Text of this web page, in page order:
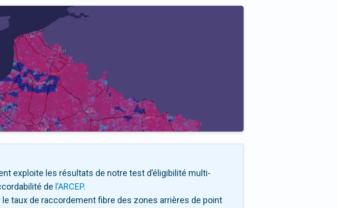
exploite les résultats de notre test d’éligibilité multi-
de l’ARCEP.
taux de raccordement fibre des zones arrières de point